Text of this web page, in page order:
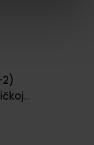
2)